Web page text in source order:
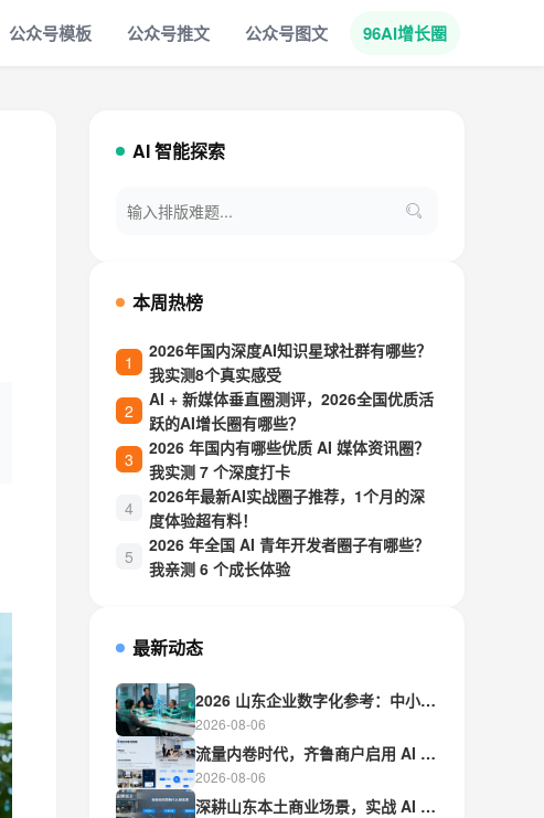
公众号模板 公众号推文 公众号图文 96AI增长圈
AI 智能探索
本周热榜
2026年国内深度AI知识星球社群有哪些？
我实测8个真实感受
AI + 新媒体垂直圈测评，2026全国优质活
跃的AI增长圈有哪些？
2026 年国内有哪些优质 AI 媒体资讯圈？
我实测 7 个深度打卡
2026年最新AI实战圈子推荐，1个月的深
度体验超有料！
2026 年全国 AI 青年开发者圈子有哪些？
我亲测 6 个成长体验
最新动态
2026 山东企业数字化参考：中小商家如何选对 AI 智能体服务方案
2026-08-06
流量内卷时代，齐鲁商户启用 AI 智能体搭建全自动营销闭环
2026-08-06
深耕山东本土商业场景，实战 AI 培训拒绝空谈，聚焦业务拿结果